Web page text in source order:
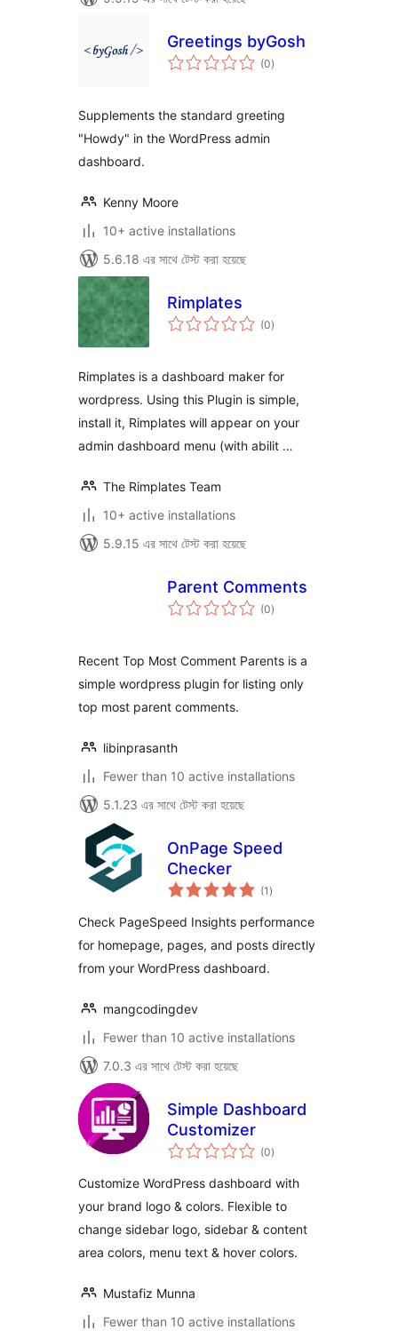
Greetings byGosh
(0total
ratings
)
Supplements the standard greeting
"Howdy" in the WordPress admin
dashboard.
Kenny Moore
10+ active installations
5.6.18 এর সাথে টেস্ট করা হয়েছে
Rimplates
(0total
ratings
)
Rimplates is a dashboard maker for
wordpress. Using this Plugin is simple,
install it, Rimplates will appear on your
admin dashboard menu (with abilit …
The Rimplates Team
10+ active installations
5.9.15 এর সাথে টেস্ট করা হয়েছে
Parent Comments
(0total
ratings
)
Recent Top Most Comment Parents is a
simple wordpress plugin for listing only
top most parent comments.
libinprasanth
Fewer than 10 active installations
5.1.23 এর সাথে টেস্ট করা হয়েছে
OnPage Speed
Checker
(1 total
ratings
)
Check PageSpeed Insights performance
for homepage, pages, and posts directly
from your WordPress dashboard.
mangcodingdev
Fewer than 10 active installations
7.0.3 এর সাথে টেস্ট করা হয়েছে
Simple Dashboard
Customizer
(0total
ratings
)
Customize WordPress dashboard with
your brand logo & colors. Flexible to
change sidebar logo, sidebar & content
area colors, menu text & hover colors.
Mustafiz Munna
Fewer than 10 active installations